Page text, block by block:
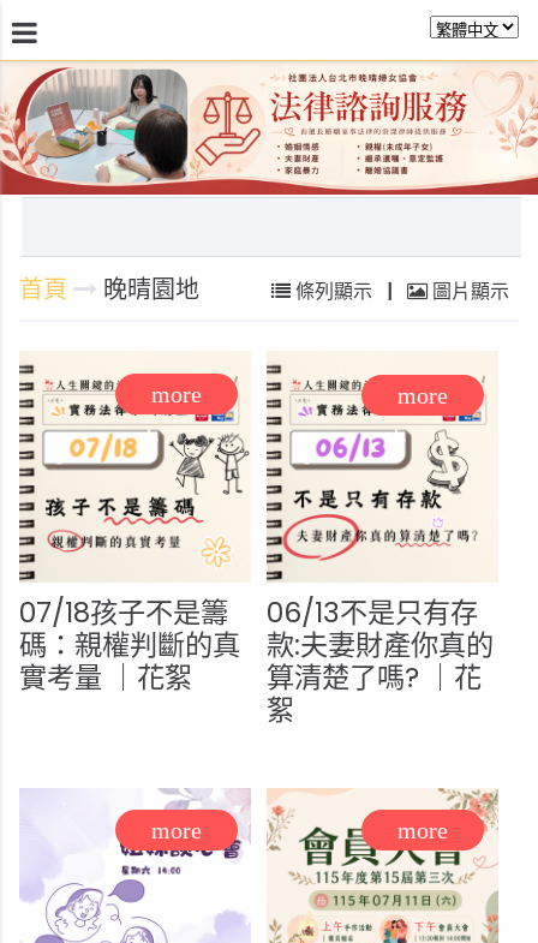
最新消息 關於晚晴 日常服務 課程活動
首頁 晚晴園地 條列顯示 | 圖片顯示
07/18孩子不是籌
碼：親權判斷的真
實考量 ｜花絮
06/13不是只有存
款:夫妻財產你真的
算清楚了嗎? ｜花
絮